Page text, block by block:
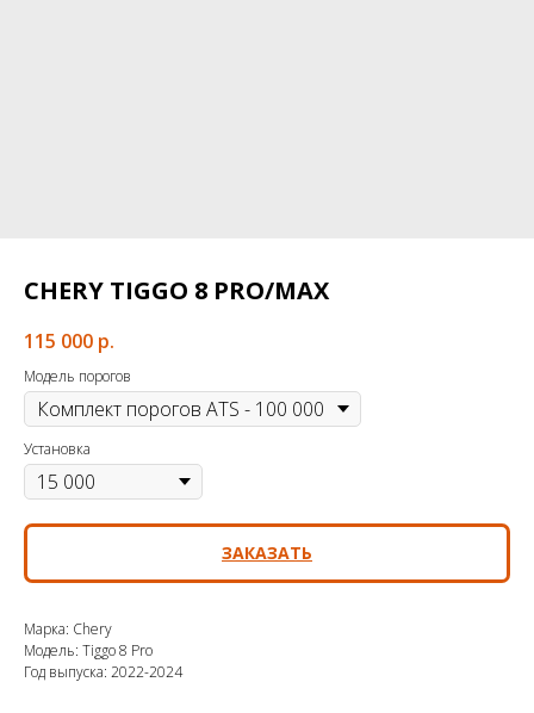
CHERY TIGGO 8 PRO/MAX
115 000 р.
Модель порогов
Установка
ЗАКАЗАТЬ
Марка: Chery
Модель: Tiggo 8 Pro
Год выпуска: 2022-2024